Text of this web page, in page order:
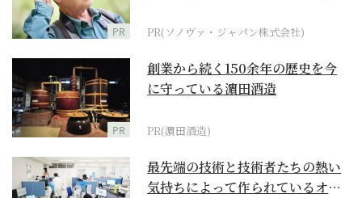
PR PR(ソノヴァ・ジャパン株式会社)
PR
創業から続く150余年の歴史を今
に守っている濵田酒造
PR(濵田酒造)
最先端の技術と技術者たちの熱い
気持ちによって作られているオー